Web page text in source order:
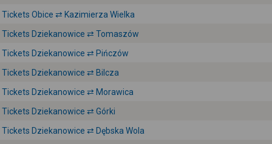
Tickets Obice ⇄ Kazimierza Wielka
Tickets Dziekanowice ⇄ Tomaszów
Tickets Dziekanowice ⇄ Pińczów
Tickets Dziekanowice ⇄ Bilcza
Tickets Dziekanowice ⇄ Morawica
Tickets Dziekanowice ⇄ Górki
Tickets Dziekanowice ⇄ Dębska Wola